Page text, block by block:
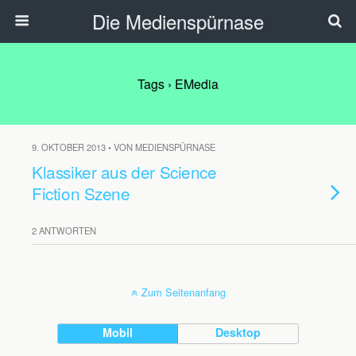
Die Medienspürnase
Tags › EMedia
9. OKTOBER 2013 • VON MEDIENSPÜRNASE
Klassiker aus der Science
Fiction Szene
2 ANTWORTEN
Zum Seitenanfang
Mobil Desktop